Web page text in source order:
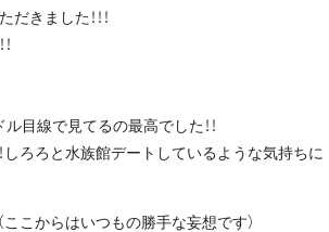
きました！！！
目線で見てるの最高でした！！
しろろと水族館デートしているような気持ちに
こからはいつもの勝手な妄想です）